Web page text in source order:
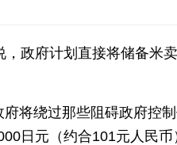
政府计划直接将储备米
将绕过那些阻碍政府控
日元（约合101元人民币